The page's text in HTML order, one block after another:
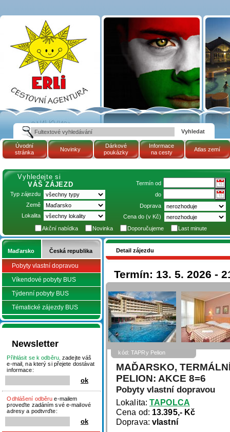
Termín 13.5.2026 -
21.5.2026 (Maďarsko,
termální lázně
TAPOLCA - hotel
PELION: AKCE 8=6)
| Cestovní kancelář
ERLI zájezdy
Maďarsko, dovolená v
Maďarsku, pobyty,
termály
Úvodní
stránka
Novinky
Dárkové
poukázky
Informace
na cesty
Atlas zemí
Vyhledejte si
VÁŠ ZÁJEZD
Typ zájezdu
Země
Lokalita
Termín od
do
Doprava
Cena do (v Kč)
Akční nabídka
Novinka Doporučujeme Last minute
Maďarsko Česká republika
Pobyty vlastní dopravou
Víkendové pobyty BUS
Týdenní pobyty BUS
Tématické zájezdy BUS
Newsletter
Přihlásit se k odběru, zadejte váš
e-mail, na který si přejete dostávat
informace:
Odhlášení odběru e-mailem
proveďte zadáním své e-mailové
adresy a podtvrďte:
Detail zájezdu
Termín: 13. 5. 2026 -
kód: TAPRy Pelion
MAĎARSKO,
PELION: AKCE 8=6
Pobyty vlastní dopravou
Lokalita:TAPOLCA
Cena od: 13.395,- Kč
Doprava:vlastní